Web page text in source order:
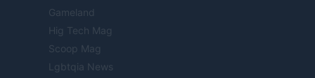
Gameland
Hig Tech Mag
Scoop Mag
Lgbtqia News